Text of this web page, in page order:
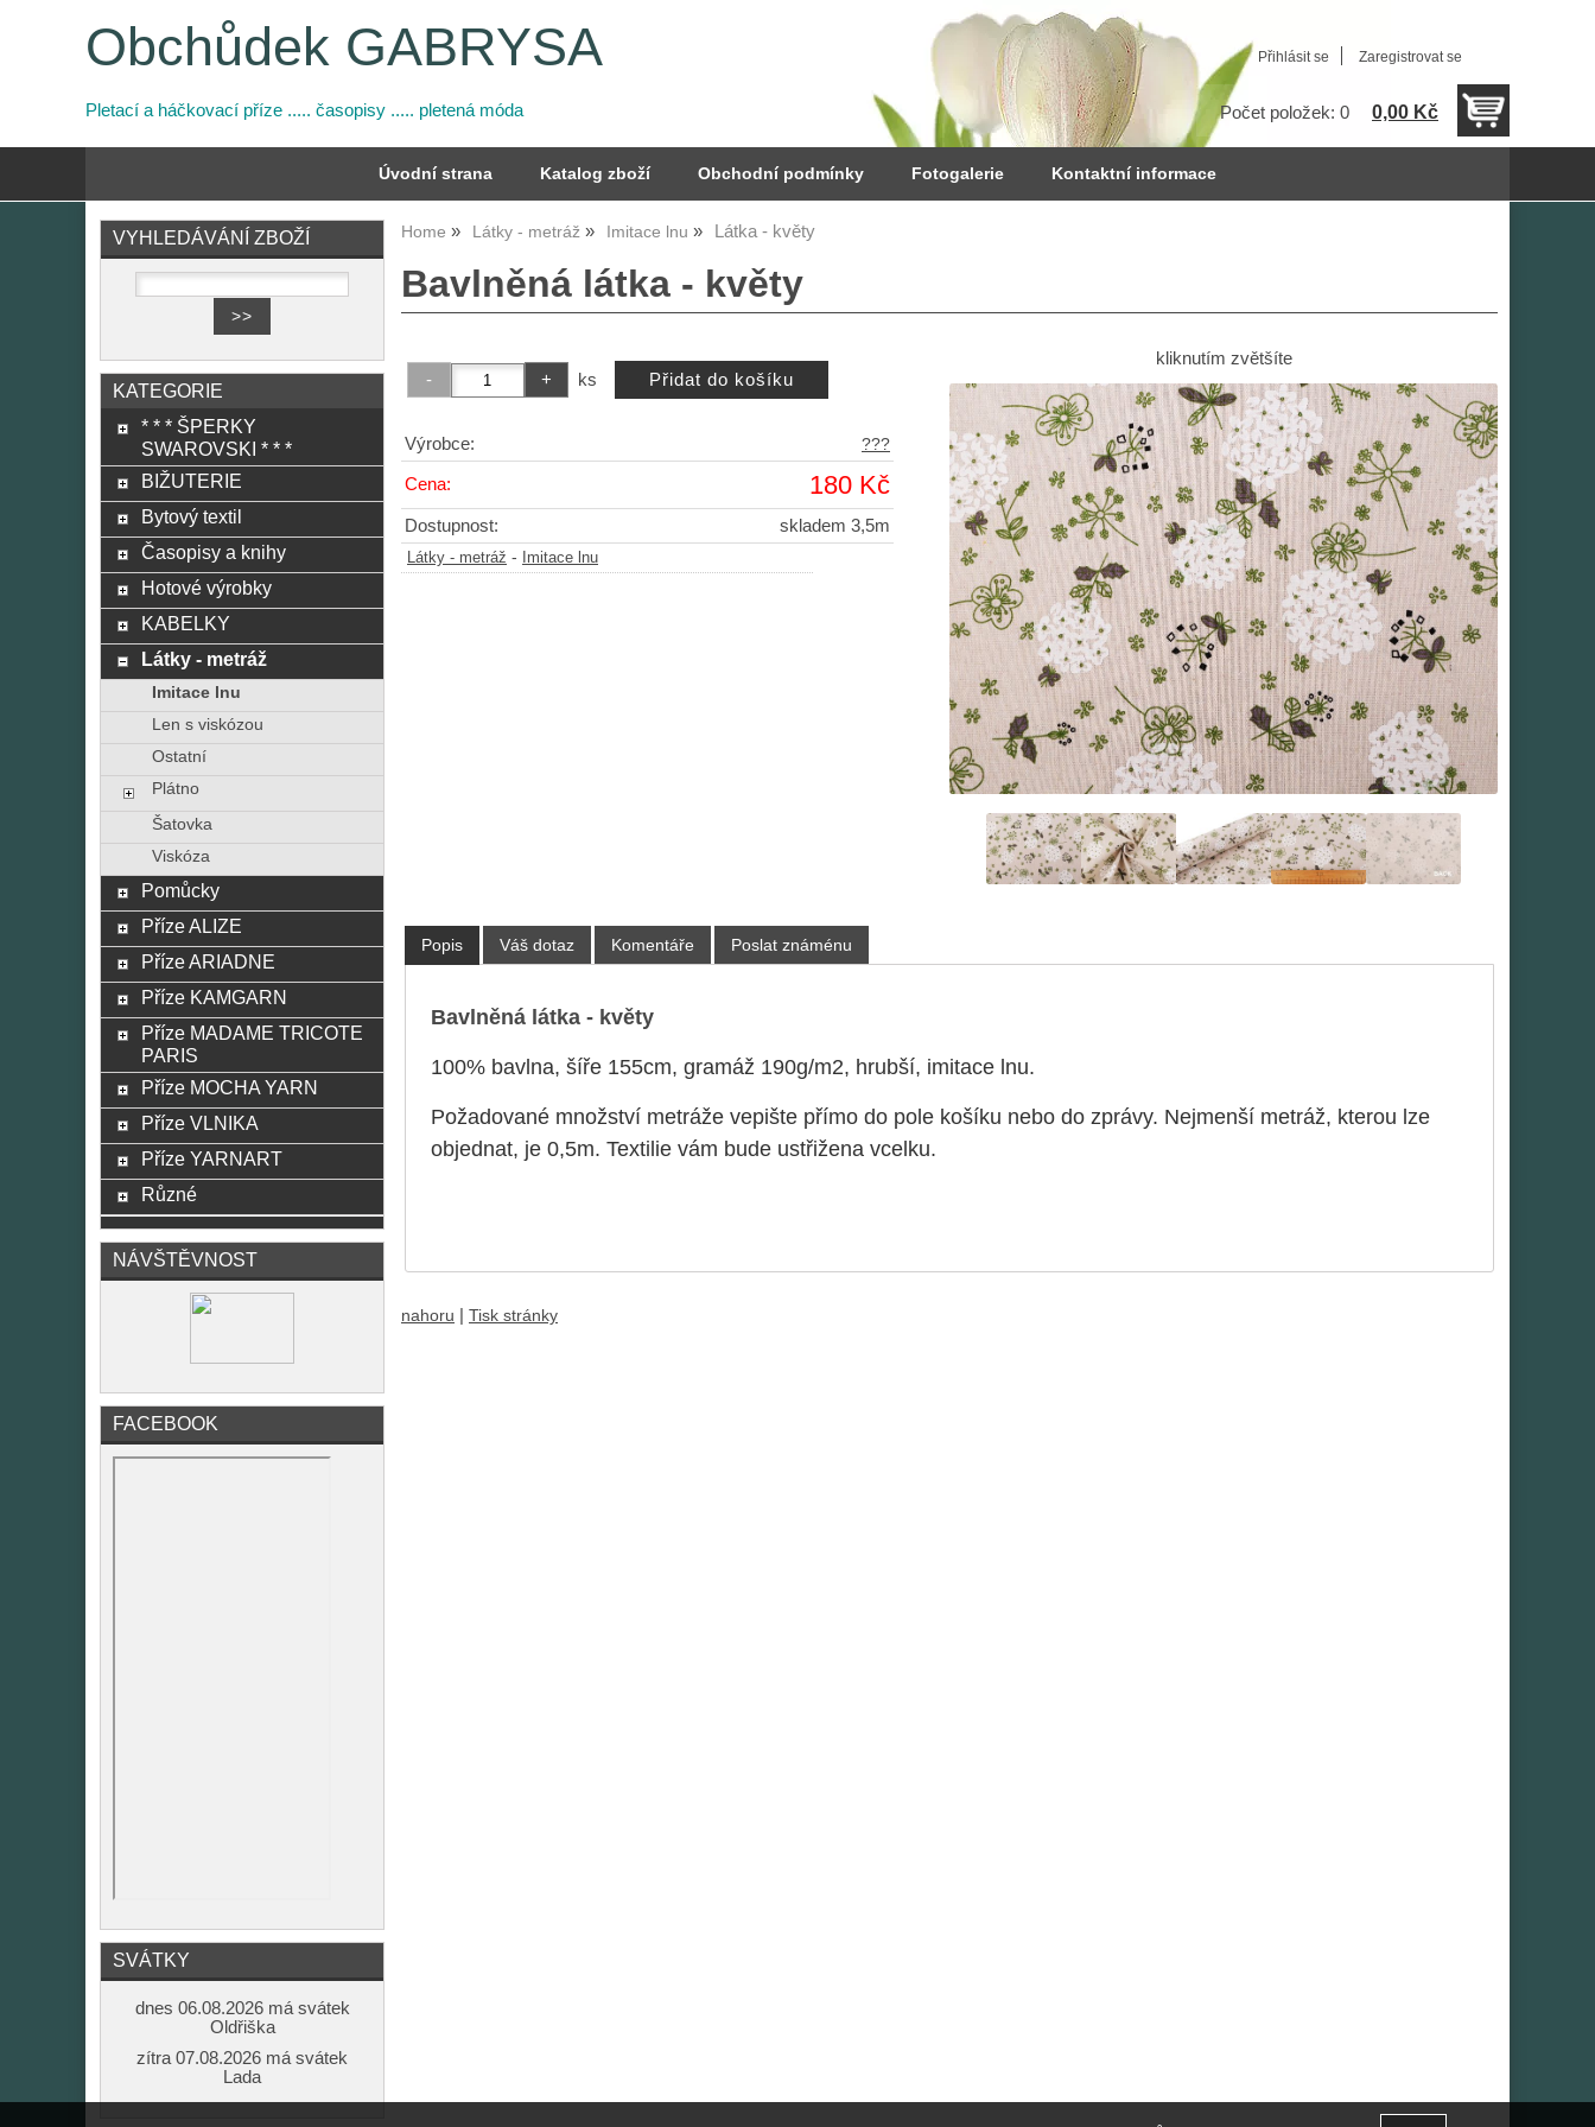
Přihlásit se Zaregistrovat se
Počet položek: 0 0,00 Kč
Obchůdek GABRYSA
Pletací a háčkovací příze ..... časopisy ..... pletená móda
Úvodní strana Katalog zboží Obchodní podmínky Fotogalerie Kontaktní informace
Home Látky - metráž Imitace lnu Látka - květy
Bavlněná látka - květy
kliknutím zvětšíte
ks
Výrobce: ???
Cena: 180 Kč
Dostupnost: skladem 3,5m
Látky - metráž - Imitace lnu
Popis Váš dotaz Komentáře Poslat známénu
Bavlněná látka - květy
100% bavlna, šíře 155cm, gramáž 190g/m2, hrubší, imitace lnu.
Požadované množství metráže vepište přímo do pole košíku nebo do zprávy. Nejmenší metráž, kterou lze
objednat, je 0,5m. Textilie vám bude ustřižena vcelku.
nahoru Tisk stránky
VYHLEDÁVÁNÍ ZBOŽÍ
KATEGORIE
* * * ŠPERKY
SWAROVSKI * * *
BIŽUTERIE
Bytový textil
Časopisy a knihy
Hotové výrobky
KABELKY
Látky - metráž
Imitace lnu
Len s viskózou
Ostatní
Plátno
Šatovka
Viskóza
Pomůcky
Příze ALIZE
Příze ARIADNE
Příze KAMGARN
Příze MADAME TRICOTE
PARIS
Příze MOCHA YARN
Příze VLNIKA
Příze YARNART
Různé
NÁVŠTĚVNOST
FACEBOOK
SVÁTKY
dnes 06.08.2026 má svátek
Oldřiška
zítra 07.08.2026 má svátek
Lada